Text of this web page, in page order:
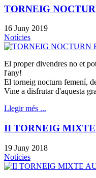
TORNEIG
16 Juny 2019
Notícies
El proper divendres no et
l'any!
El torneig nocturn femení,
Vine a disfrutar d'aquesta
Llegir més ...
II TORNEIG
19 Juny 2018
Notícies